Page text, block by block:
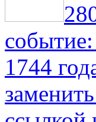
1744